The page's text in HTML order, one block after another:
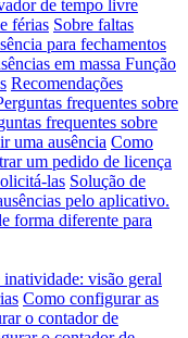
de tempo livre
férias Sobre faltas
para fechamentos
em massa Função
Recomendações
frequentes sobre
frequentes sobre
uma ausência Como
um pedido de licença
las Solução de
pelo aplicativo.
forma diferente para
inatividade: visão geral
Como configurar as
o contador de